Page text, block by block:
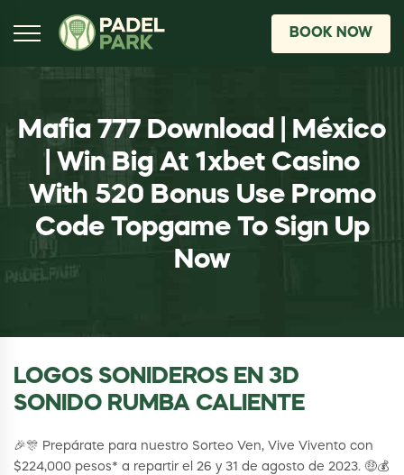
BOOK NOW
Mafia 777 Download | México
| Win Big At 1xbet Casino
With 520 Bonus Use Promo
Code Topgame To Sign Up
Now
LOGOS SONIDEROS EN 3D
SONIDO RUMBA CALIENTE
🎉🎊 Prepárate para nuestro Sorteo Ven, Vive Vivento con
$224,000 pesos* a repartir el 26 y 31 de agosto de 2023. 🤑💰